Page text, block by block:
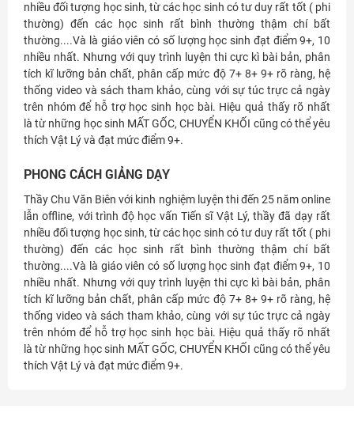
nhiều đối tượng học sinh, từ các học sinh có tư duy rất tốt ( phi
thường) đến các học sinh rất bình thường thậm chí bất
thường....Và là giáo viên có số lượng học sinh đạt điểm 9+, 10
nhiều nhất. Nhưng với quy trình luyện thi cực kì bài bản, phân
tích kĩ lưỡng bản chất, phân cấp mức độ 7+ 8+ 9+ rõ ràng, hệ
thống video và sách tham khảo, cùng với sự túc trực cả ngày
trên nhóm để hỗ trợ học sinh học bài. Hiệu quả thấy rõ nhất
là từ những học sinh MẤT GỐC, CHUYỂN KHỐI cũng có thể yêu
thích Vật Lý và đạt mức điểm 9+.
PHONG CÁCH GIẢNG DẠY
Thầy Chu Văn Biên với kinh nghiệm luyện thi đến 25 năm online
lẫn offline, với trình độ học vấn Tiến sĩ Vật Lý, thầy đã dạy rất
nhiều đối tượng học sinh, từ các học sinh có tư duy rất tốt ( phi
thường) đến các học sinh rất bình thường thậm chí bất
thường....Và là giáo viên có số lượng học sinh đạt điểm 9+, 10
nhiều nhất. Nhưng với quy trình luyện thi cực kì bài bản, phân
tích kĩ lưỡng bản chất, phân cấp mức độ 7+ 8+ 9+ rõ ràng, hệ
thống video và sách tham khảo, cùng với sự túc trực cả ngày
trên nhóm để hỗ trợ học sinh học bài. Hiệu quả thấy rõ nhất
là từ những học sinh MẤT GỐC, CHUYỂN KHỐI cũng có thể yêu
thích Vật Lý và đạt mức điểm 9+.